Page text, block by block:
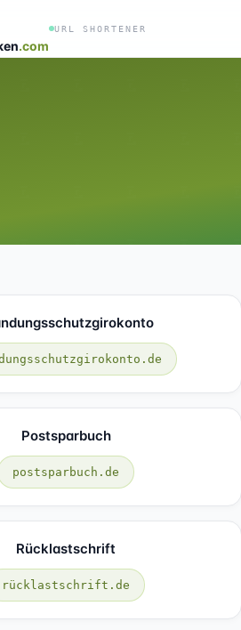
.com
URL SHORTENER
Postsparbuch
postsparbuch.de
Rücklastschrift
rücklastschrift.de